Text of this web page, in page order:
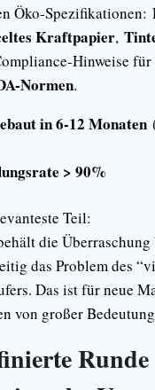
Öko-Spezifikationen:
Kraftpapier,
Hinweise für
Normen.
in 6-12 Monaten
> 90%
Teil:
die Überraschung
das Problem des
Das ist für neue
von großer